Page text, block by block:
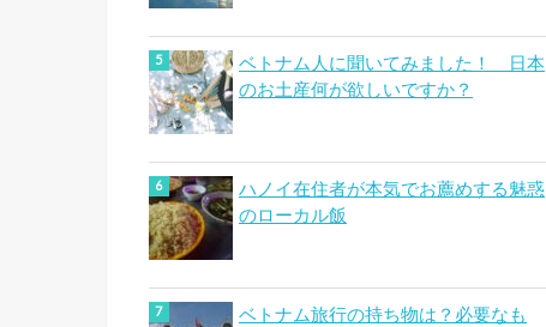
ベトナム人に聞いてみました！ 日本
のお土産何が欲しいですか？
ハノイ在住者が本気でお薦めする魅惑
のローカル飯
ベトナム旅行の持ち物は？必要なも